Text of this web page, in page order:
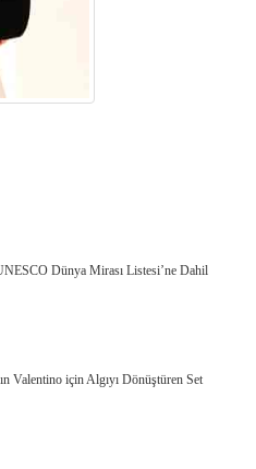
Dünya Mirası Listesi’ne Dahil
Valentino için Algıyı Dönüştüren Set